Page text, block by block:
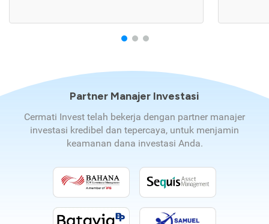
Partner Manajer Investasi
Cermati Invest telah bekerja dengan partner manajer
investasi kredibel dan tepercaya, untuk menjamin
keamanan dana investasi Anda.